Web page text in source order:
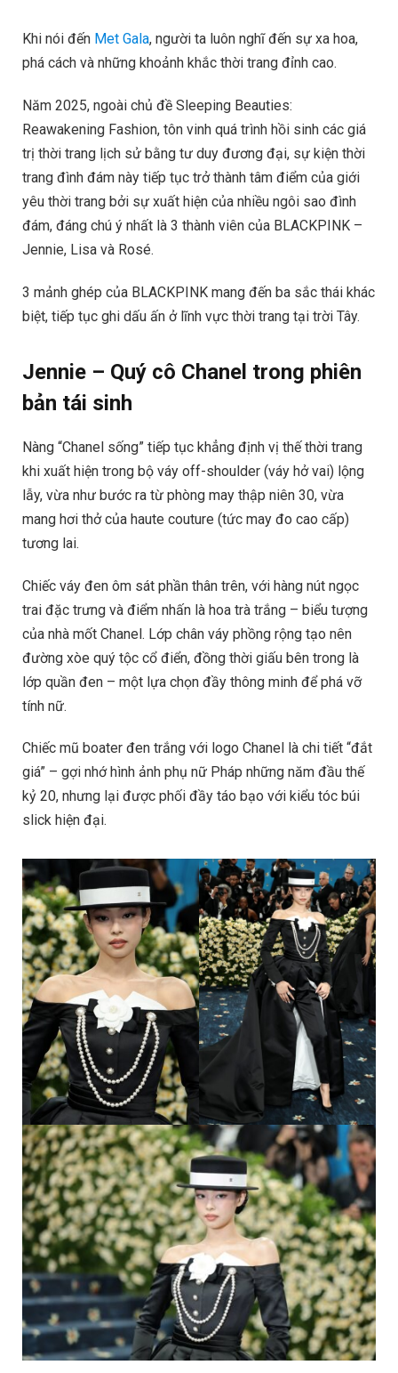
Khi nói đến Met Gala, người ta luôn nghĩ đến sự xa hoa,
phá cách và những khoảnh khắc thời trang đỉnh cao.
Năm 2025, ngoài chủ đề Sleeping Beauties:
Reawakening Fashion, tôn vinh quá trình hồi sinh các giá
trị thời trang lịch sử bằng tư duy đương đại, sự kiện thời
trang đình đám này tiếp tục trở thành tâm điểm của giới
yêu thời trang bởi sự xuất hiện của nhiều ngôi sao đình
đám, đáng chú ý nhất là 3 thành viên của BLACKPINK –
Jennie, Lisa và Rosé.
3 mảnh ghép của BLACKPINK mang đến ba sắc thái khác
biệt, tiếp tục ghi dấu ấn ở lĩnh vực thời trang tại trời Tây.
Jennie – Quý cô Chanel trong phiên
bản tái sinh
Nàng “Chanel sống” tiếp tục khẳng định vị thế thời trang
khi xuất hiện trong bộ váy off-shoulder (váy hở vai) lộng
lẫy, vừa như bước ra từ phòng may thập niên 30, vừa
mang hơi thở của haute couture (tức may đo cao cấp)
tương lai.
Chiếc váy đen ôm sát phần thân trên, với hàng nút ngọc
trai đặc trưng và điểm nhấn là hoa trà trắng – biểu tượng
của nhà mốt Chanel. Lớp chân váy phồng rộng tạo nên
đường xòe quý tộc cổ điển, đồng thời giấu bên trong là
lớp quần đen – một lựa chọn đầy thông minh để phá vỡ
tính nữ.
Chiếc mũ boater đen trắng với logo Chanel là chi tiết “đắt
giá” – gợi nhớ hình ảnh phụ nữ Pháp những năm đầu thế
kỷ 20, nhưng lại được phối đầy táo bạo với kiểu tóc búi
slick hiện đại.